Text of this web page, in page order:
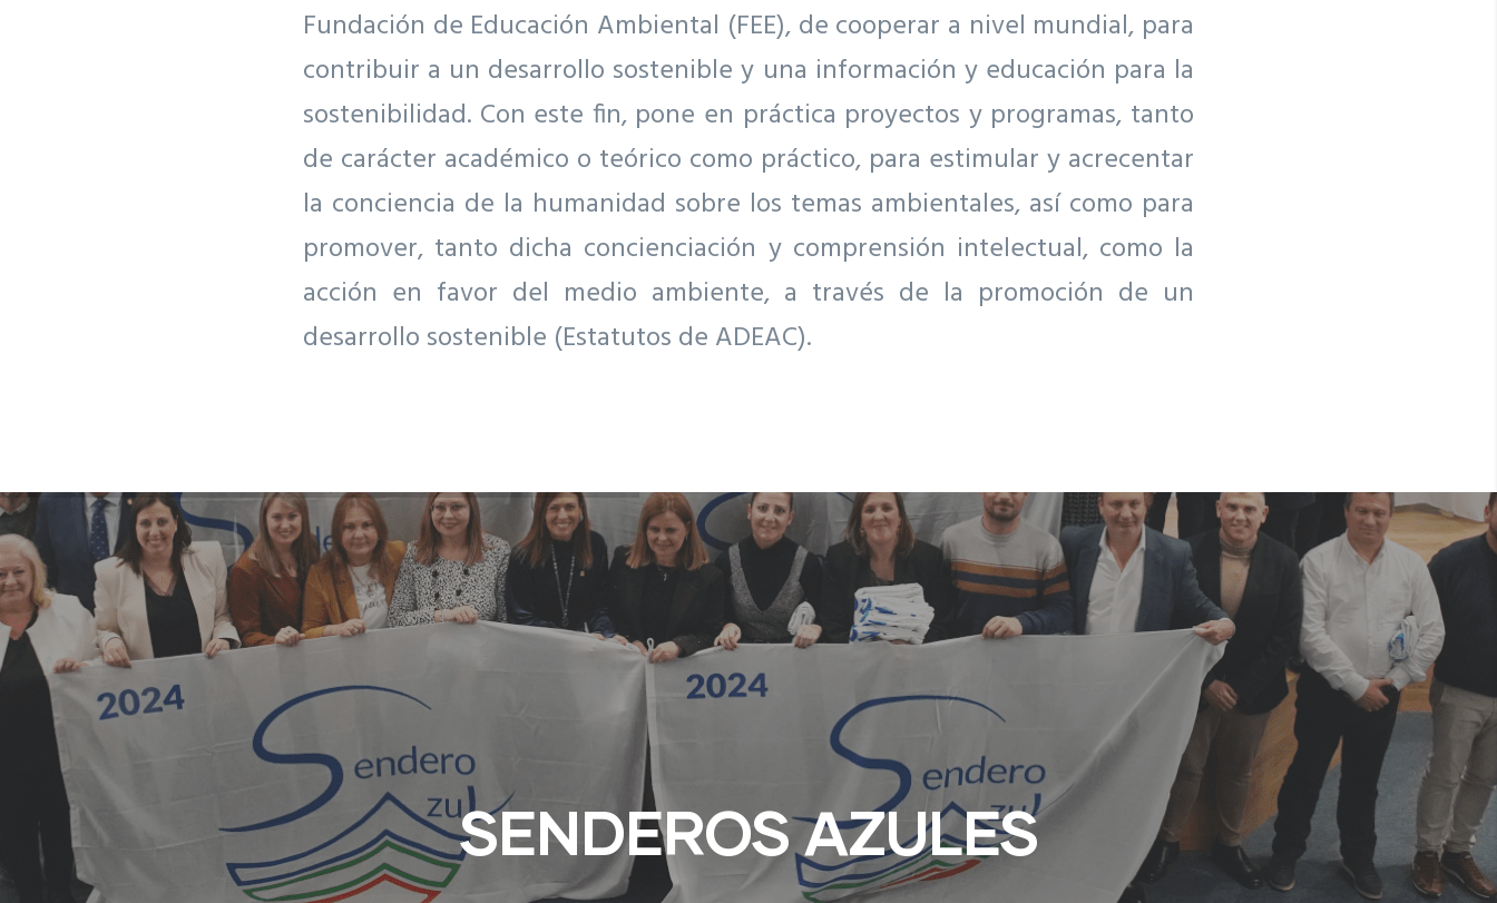
Fundación de Educación Ambiental (FEE), de cooperar a nivel mundial, para
contribuir a un desarrollo sostenible y una información y educación para la
sostenibilidad. Con este fin, pone en práctica proyectos y programas, tanto
de carácter académico o teórico como práctico, para estimular y acrecentar
la conciencia de la humanidad sobre los temas ambientales, así como para
promover, tanto dicha concienciación y comprensión intelectual, como la
acción en favor del medio ambiente, a través de la promoción de un
desarrollo sostenible (Estatutos de ADEAC).
SENDEROS AZULES